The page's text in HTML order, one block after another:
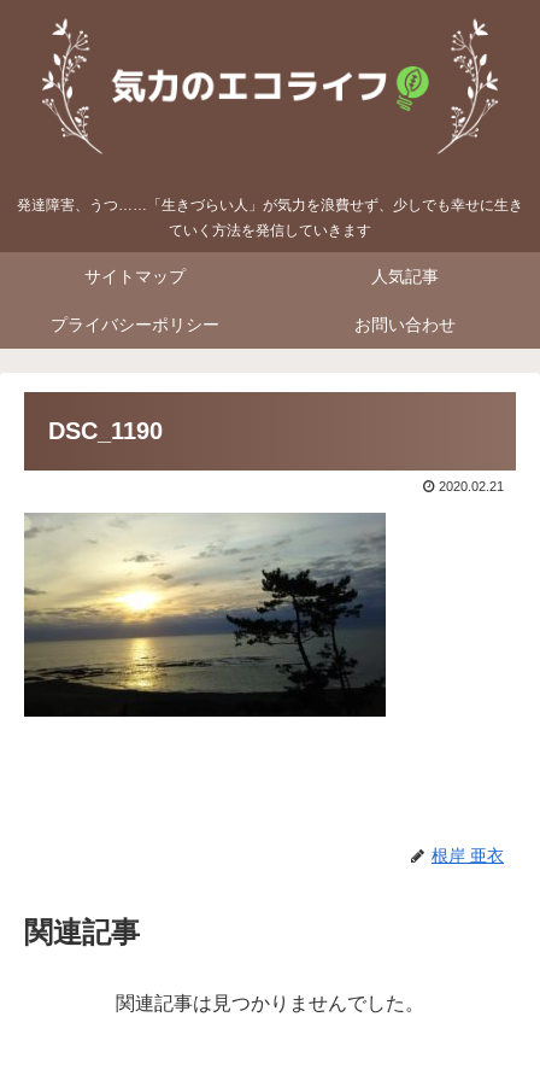
発達障害、うつ……「生きづらい人」が気力を浪費せず、少しでも幸せに生き
ていく方法を発信していきます
サイトマップ 人気記事
プライバシーポリシー お問い合わせ
DSC_1190
2020.02.21
根岸 亜衣
関連記事
関連記事は見つかりませんでした。